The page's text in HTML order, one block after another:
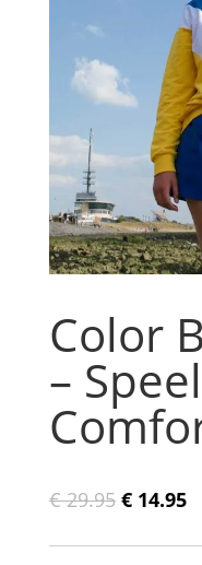
Color
–
€29.95
was:
€14.95